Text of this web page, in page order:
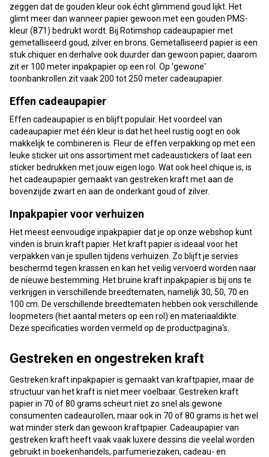
zeggen dat de gouden kleur ook écht glimmend goud lijkt. Het
glimt meer dan wanneer papier gewoon met een gouden PMS-
kleur (871) bedrukt wordt. Bij Rotimshop cadeaupapier met
gemetalliseerd goud, zilver en brons. Gemetalliseerd papier is een
stuk chiquer en derhalve ook duurder dan gewoon papier, daarom
zit er 100 meter inpakpapier op een rol. Op 'gewone'
toonbankrollen zit vaak 200 tot 250 meter cadeaupapier.
Effen cadeaupapier
Effen cadeaupapier is en blijft populair. Het voordeel van
cadeaupapier met één kleur is dat het heel rustig oogt en ook
makkelijk te combineren is. Fleur de effen verpakking op met een
leuke sticker uit ons assortiment met cadeaustickers of laat een
sticker bedrukken met jouw eigen logo. Wat ook heel chique is, is
het cadeaupapier gemaakt van gestreken kraft met aan de
bovenzijde zwart en aan de onderkant goud of zilver.
Inpakpapier voor verhuizen
Het meest eenvoudige inpakpapier dat je op onze webshop kunt
vinden is bruin kraft papier. Het kraft papier is ideaal voor het
verpakken van je spullen tijdens verhuizen. Zo blijft je servies
beschermd tegen krassen en kan het veilig vervoerd worden naar
de nieuwe bestemming. Het bruine kraft inpakpapier is bij ons te
verkrijgen in verschillende breedtematen, namelijk 30, 50, 70 en
100 cm. De verschillende breedtematen hebben ook verschillende
loopmeters (het aantal meters op een rol) en materiaaldikte.
Deze specificaties worden vermeld op de productpagina's.
Gestreken en ongestreken kraft
Gestreken kraft inpakpapier is gemaakt van kraftpapier, maar de
structuur van het kraft is niet meer voelbaar. Gestreken kraft
papier in 70 of 80 grams scheurt niet zo snel als gewone
consumenten cadeaurollen, maar ook in 70 of 80 grams is het wel
wat minder sterk dan gewoon kraftpapier. Cadeaupapier van
gestreken kraft heeft vaak vaak luxere dessins die veelal worden
gebruikt in boekenhandels, parfumeriezaken, cadeau- en